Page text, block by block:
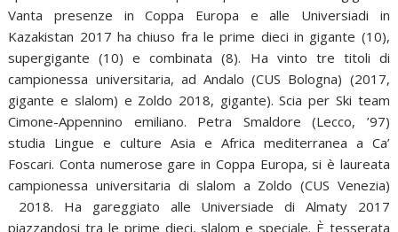
Vanta presenze in Coppa Europa e alle Universiadi in
Kazakistan 2017 ha chiuso fra le prime dieci in gigante (10),
supergigante (10) e combinata (8). Ha vinto tre titoli di
campionessa universitaria, ad Andalo (CUS Bologna) (2017,
gigante e slalom) e Zoldo 2018, gigante). Scia per Ski team
Cimone-Appennino emiliano. Petra Smaldore (Lecco, ’97)
studia Lingue e culture Asia e Africa mediterranea a Ca’
Foscari. Conta numerose gare in Coppa Europa, si è laureata
campionessa universitaria di slalom a Zoldo (CUS Venezia)
2018. Ha gareggiato alle Universiade di Almaty 2017
piazzandosi tra le prime dieci, slalom e speciale. È tesserata